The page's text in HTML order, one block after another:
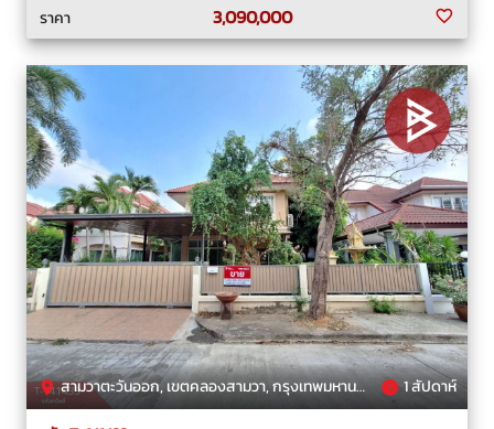
ราคา
3,090,000
สามวาตะวันออก, เขตคลองสามวา, กรุงเทพมหานคร 1 สัปดาห์